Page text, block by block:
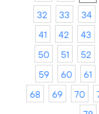
32
33 34
41
42 43
50
51 52
59
60 61
68
69 70